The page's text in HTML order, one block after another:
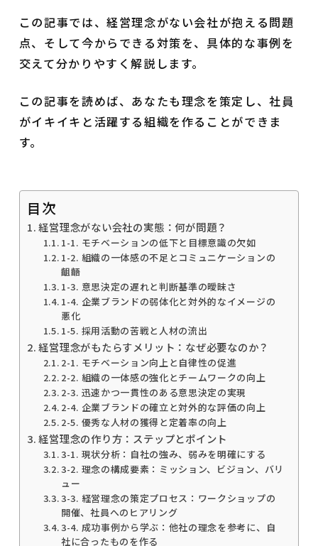
この記事では、経営理念がない会社が抱える問題
点、そして今からできる対策を、具体的な事例を
交えて分かりやすく解説します。
この記事を読めば、あなたも理念を策定し、社員
がイキイキと活躍する組織を作ることができま
す。
目次
経営理念がない会社の実態：何が問題？
1-1. モチベーションの低下と目標意識の欠如
1-2. 組織の一体感の不足とコミュニケーションの
齟齬
1-3. 意思決定の遅れと判断基準の曖昧さ
1-4. 企業ブランドの弱体化と対外的なイメージの
悪化
1-5. 採用活動の苦戦と人材の流出
経営理念がもたらすメリット：なぜ必要なのか？
2-1. モチベーション向上と自律性の促進
2-2. 組織の一体感の強化とチームワークの向上
2-3. 迅速かつ一貫性のある意思決定の実現
2-4. 企業ブランドの確立と対外的な評価の向上
2-5. 優秀な人材の獲得と定着率の向上
経営理念の作り方：ステップとポイント
3-1. 現状分析：自社の強み、弱みを明確にする
3-2. 理念の構成要素：ミッション、ビジョン、バリ
ュー
3-3. 経営理念の策定プロセス：ワークショップの
開催、社員へのヒアリング
3-4. 成功事例から学ぶ：他社の理念を参考に、自
社に合ったものを作る